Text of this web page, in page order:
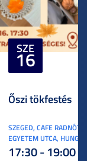
SZE
16
Őszi tökfestés
SZEGED, CAFE RADNÓTI,
EGYETEM UTCA,
17:30 - 19:00